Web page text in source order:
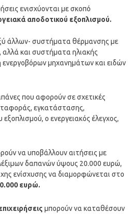
ενισχύονται με σκοπό
αποδοτικού εξοπλισμού.
άλλων- συστήματα θέρμανσης με
και συστήματα ηλιακής
μηχανημάτων και ειδών
που αφορούν σε σχετικές
εγκατάστασης,
ο ενεργειακός έλεγχος,
να υποβάλλουν αιτήσεις με
δαπανών ύψους 20.000 ευρώ,
ενίσχυσης να διαμορφώνεται στο
ευρώ.
μπορούν να καταθέσουν